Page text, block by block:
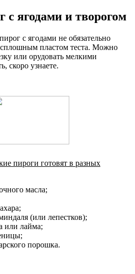
ягодами и творогом
с ягодами не обязательно
пластом теста. Можно
или орудовать мелкими
скоро узнаете.
пироги готовят в разных
масла;
(или лепестков);
или лайма;
порошка.